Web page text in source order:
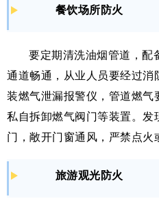
餐饮场所防火
要定期清洗油烟管道，配
通道畅通，从业人员要经过
装燃气泄漏报警仪，管道燃
私自拆卸燃气阀门等装置。
门，敞开门窗通风，严禁点火
旅游观光防火